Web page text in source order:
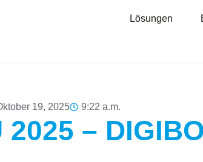
Lösungen
19, 2025 9:22 a.m.
2025 –